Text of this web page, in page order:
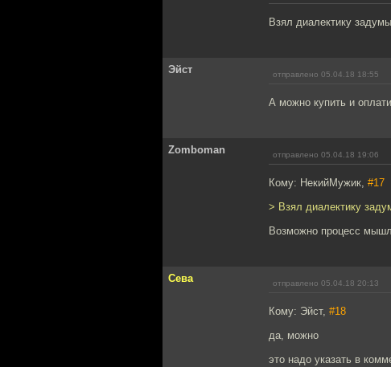
Взял диалектику
Эйст отправлено 05.04.18 18:55
А можно купить и
Zomboman отправлено 05.04.18 19:06
Кому: НекийМужик, #17
> Взял диалектику
Возможно процесс
Сева отправлено 05.04.18 20:13
Кому: Эйст, #18
да, можно
это надо указать в